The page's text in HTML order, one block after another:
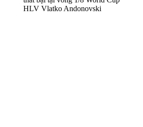
HLV Vlatko Andonovski